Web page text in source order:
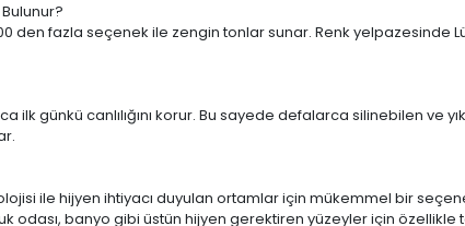
den fazla seçenek ile zengin tonlar sunar. Renk yelpazesinde
ilk günkü canlılığını korur. Bu sayede defalarca silinebilen ve
ile hijyen ihtiyacı duyulan ortamlar için mükemmel bir
odası, banyo gibi üstün hijyen gerektiren yüzeyler için özellikle